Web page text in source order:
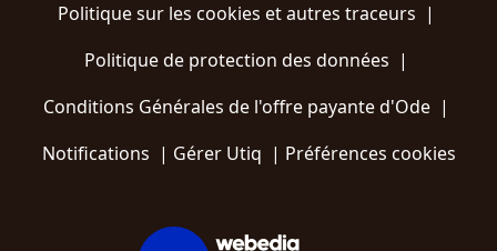
Politique sur les cookies et autres traceurs |
Politique de protection des données |
Conditions Générales de l'offre payante d'Ode |
Notifications | Gérer Utiq | Préférences cookies